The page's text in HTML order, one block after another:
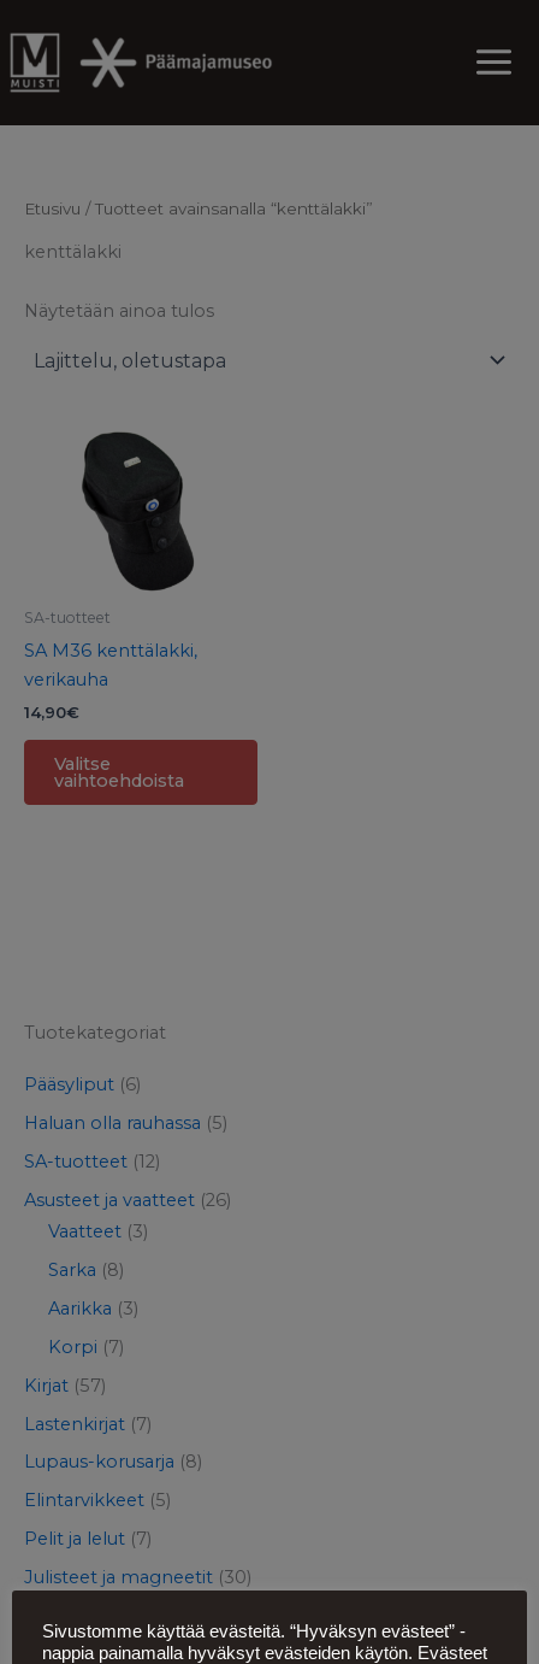
to
content
Tuotekategoriat
Pääsyliput (6)
Haluan olla rauhassa (5)
SA-tuotteet (12)
Asusteet ja vaatteet (26)
Vaatteet (3)
Sarka (8)
Aarikka (3)
Korpi (7)
Kirjat (57)
Lastenkirjat (7)
Lupaus-korusarja (8)
Elintarvikkeet (5)
Pelit ja lelut (7)
Julisteet ja magneetit (30)
Etusivu / Tuotteet avainsanalla “kenttälakki”
kenttälakki
Näytetään ainoa tulos
SA-tuotteet
SA M36 kenttälakki,
verikauha
14,90€
Valitse
vaihtoehdoista
Sivustomme käyttää evästeitä. “Hyväksyn evästeet” -
nappia painamalla hyväksyt evästeiden käytön. Evästeet